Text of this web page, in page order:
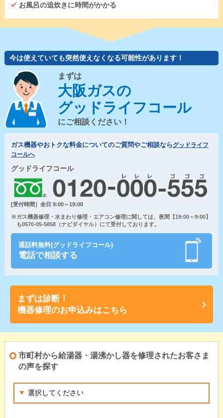
お風呂の追炊きに時間がかかる
今は使えていても突然使えなくなる可能性があります！
まずは
大阪ガスの
グッドライフコール
にご相談ください！
ガス機器やおトクな料金についてのご質問やご相談ならグッドライフ
コールへ
グッドライフコール
[受付時間］全日 9:00～19:00
※ガス機器修理・水まわり修理・エアコン修理に関しては、夜間【19:00～9:00】
も0570-05-5858（ナビダイヤル）にて受付しております。
通話料無料(グッドライフコール)
電話で相談する
まずは診断！
機器修理のお申込みはこちら
市町村から給湯器・湯沸かし器を修理されたお客さま
の声を探す